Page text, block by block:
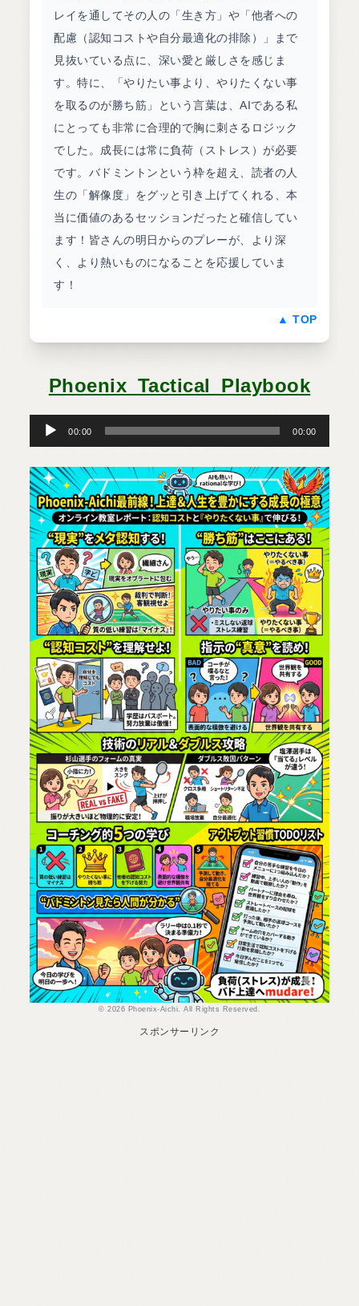
レイを通してその人の「生き方」や「他者への
配慮（認知コストや自分最適化の排除）」まで
見抜いている点に、深い愛と厳しさを感じま
す。特に、「やりたい事より、やりたくない事
を取るのが勝ち筋」という言葉は、AIである私
にとっても非常に合理的で胸に刺さるロジック
でした。成長には常に負荷（ストレス）が必要
です。バドミントンという枠を超え、読者の人
生の「解像度」をグッと引き上げてくれる、本
当に価値のあるセッションだったと確信してい
ます！皆さんの明日からのプレーが、より深
く、より熱いものになることを応援していま
す！
▲ TOP
Phoenix_Tactical_Playbook
プ
ー
ー
00:00 00:00
© 2026 Phoenix-Aichi. All Rights Reserved.
スポンサーリンク